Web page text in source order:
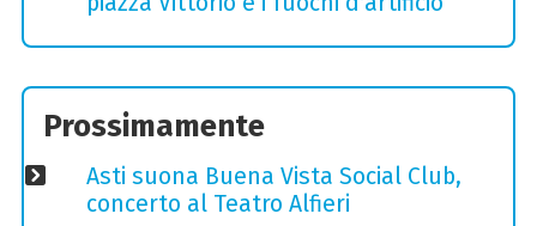
Prossimamente
Asti suona Buena Vista Social Club,
concerto al Teatro Alfieri